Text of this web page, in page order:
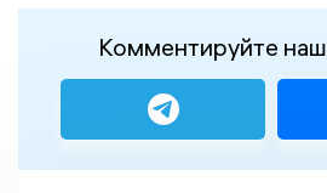
Комментируйте